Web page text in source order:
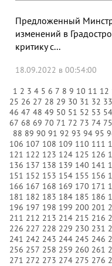
Предложенный
изменений в
критику с...
18.09.2022 в 00:54:00
1 2 3 4 5 6 7 8 9 10 11 12
25 26 27 28 29 30 31 32 33
46 47 48 49 50 51 52 53 54
67 68 69 70 71 72 73 74 75
88 89 90 91 92 93 94 95
106 107 108 109 110 111
121 122 123 124 125 126
136 137 138 139 140 141
151 152 153 154 155 156
166 167 168 169 170 171
181 182 183 184 185 186
196 197 198 199 200 201
211 212 213 214 215 216
226 227 228 229 230 231
241 242 243 244 245 246
256 257 258 259 260 261
271 272 273 274 275 276